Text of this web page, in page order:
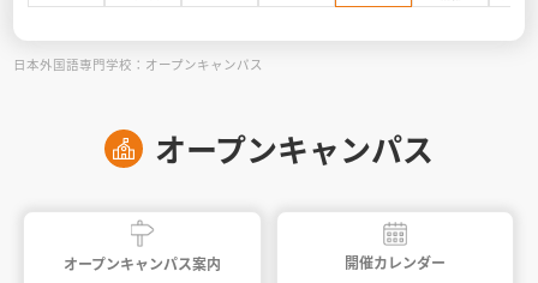
校内オンラインガイダンス
日本外国語専門学校：オープンキャンパス
オープンキャンパス
オープンキャンパス案内 開催カレンダー